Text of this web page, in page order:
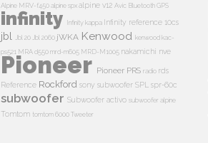
Alpine MRV-f450alpine spxalpine v12 Avic BluetoothGPS
infinity Infinity kappa Infinity reference 10cs
jbl Jbl 20 Jbl 2060 jWKA Kenwood kenwood kac-
ps521 MRA d550mrd-m605 MRD-M1005 nakamichi nve
Pioneer Pioneer PRS radio rds
Reference Rockford sony subwoofer SPL spr-60c
subwoofer Subwoofer activo subwoofer alpine
Tomtom tomtom 6000Tweeter